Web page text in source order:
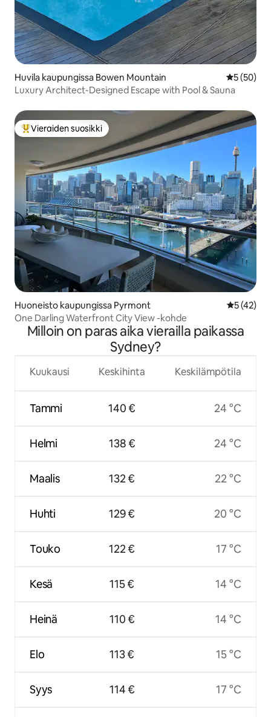
Huvila kaupungissa Bowen Mountain
5 (50)
Luxury Architect-Designed Escape with Pool & Sauna
Vieraiden suosikkien parhaimmistoa
Vieraiden suosikki
Huoneisto kaupungissa Pyrmont
5 (42)
One Darling Waterfront City View -kohde
Milloin on paras aika vierailla paikassa
Sydney?
Kuukausi
Tammi
Helmi
Maalis
Huhti
Touko
Kesä
Heinä
Elo
Syys
Keskihinta
140 €
138 €
132 €
129 €
122 €
115 €
110 €
113 €
114 €
Keskilämpötila
24 °C
24 °C
22 °C
20 °C
17 °C
14 °C
14 °C
15 °C
17 °C